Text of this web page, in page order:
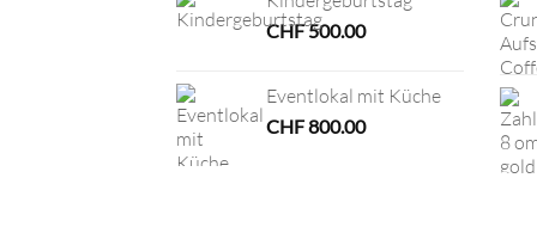
CHF500.00
Eventlokal mit Küche
CHF800.00